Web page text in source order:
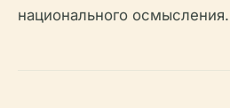
национального осмысления.